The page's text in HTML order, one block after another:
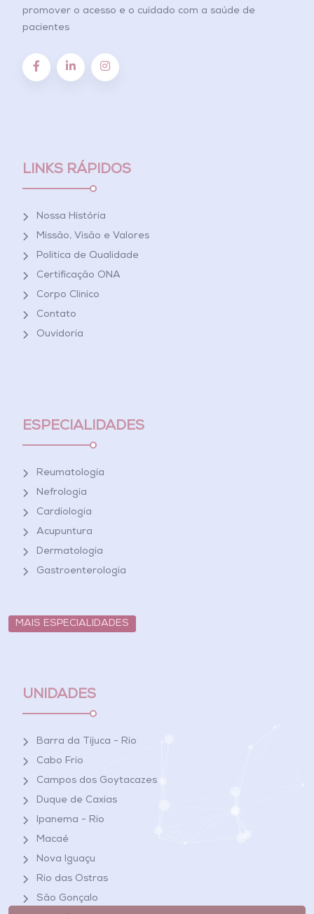
promover o acesso e o cuidado com a saúde de
pacientes
LINKS RÁPIDOS
Nossa História
Missão, Visão e Valores
Política de Qualidade
Certificação ONA
Corpo Clínico
Contato
Ouvidoria
ESPECIALIDADES
Reumatologia
Nefrologia
Cardiologia
Acupuntura
Dermatologia
Gastroenterologia
MAIS ESPECIALIDADES
UNIDADES
Barra da Tijuca - Rio
Cabo Frio
Campos dos Goytacazes
Duque de Caxias
Ipanema - Rio
Macaé
Nova Iguaçu
Rio das Ostras
São Gonçalo